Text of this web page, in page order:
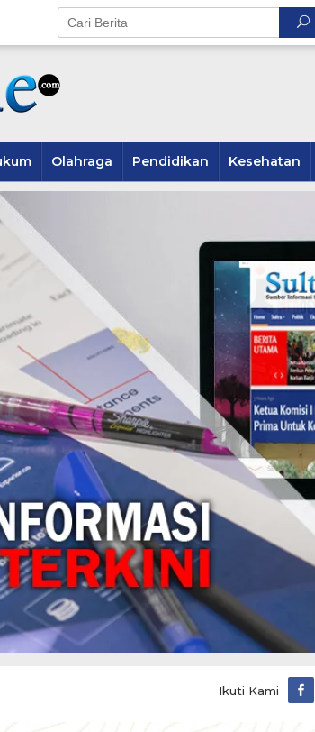
Olahraga Pendidikan Kesehatan
Ikuti Kami